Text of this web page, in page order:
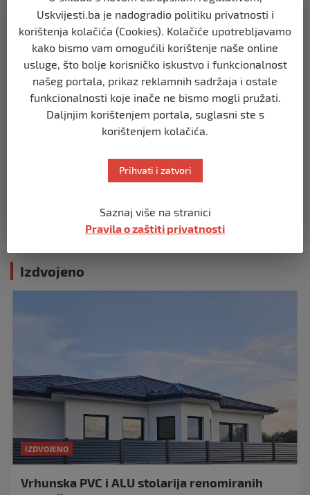
Mladi SDA Bihać obilježili 36. godišnjicu
Stranke
prije 2 mjeseca
BIHAĆ
SDA Bihać predložila: Porodice sa troje i
više djece mogle bi plaćati 50% manju
komunalnu naknadu
prije 2 mjeseca
za izradu nove službene web stranice
prije 2 mjeseca
Izdvojeno
IZDVOJENO
Vrhunska PVC i ALU stolarija renomiranih
Uskvijesti.ba je nadogradio politiku privatnosti i
korištenja kolačića (Cookies). Kolačiće upotrebljavamo
kako bismo vam omogućili korištenje naše online
usluge, što bolje korisničko iskustvo i funkcionalnost
našeg portala, prikaz reklamnih sadržaja i ostale
funkcionalnosti koje inače ne bismo mogli pružati.
Daljnjim korištenjem portala, suglasni ste s
korištenjem kolačića.
Prihvati i zatvori
Saznaj više na stranici
Pravila o zaštiti privatnosti